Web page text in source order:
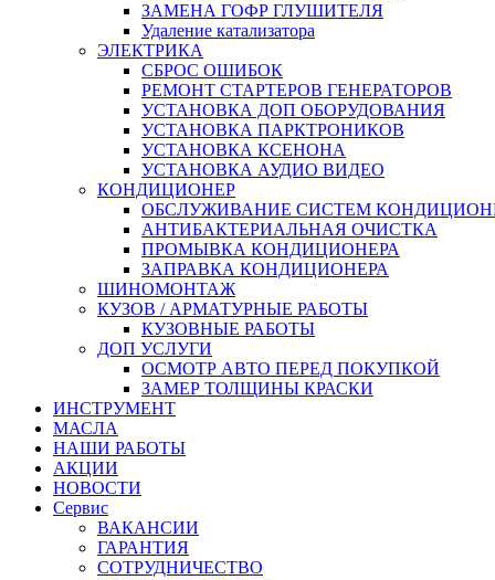
ЗАМЕНА ГОФР ГЛУШИТЕЛЯ
Удаление катализатора
ЭЛЕКТРИКА
СБРОС ОШИБОК
РЕМОНТ СТАРТЕРОВ ГЕНЕРАТОРОВ
УСТАНОВКА ДОП ОБОРУДОВАНИЯ
УСТАНОВКА ПАРКТРОНИКОВ
УСТАНОВКА КСЕНОНА
УСТАНОВКА АУДИО ВИДЕО
КОНДИЦИОНЕР
ОБСЛУЖИВАНИЕ СИСТЕМ
АНТИБАКТЕРИАЛЬНАЯ ОЧИСТКА
ПРОМЫВКА КОНДИЦИОНЕРА
ЗАПРАВКА КОНДИЦИОНЕРА
ШИНОМОНТАЖ
КУЗОВ / АРМАТУРНЫЕ РАБОТЫ
КУЗОВНЫЕ РАБОТЫ
ДОП УСЛУГИ
ОСМОТР АВТО ПЕРЕД ПОКУПКОЙ
ЗАМЕР ТОЛЩИНЫ КРАСКИ
ИНСТРУМЕНТ
МАСЛА
НАШИ РАБОТЫ
АКЦИИ
НОВОСТИ
Сервис
ВАКАНСИИ
ГАРАНТИЯ
СОТРУДНИЧЕСТВО